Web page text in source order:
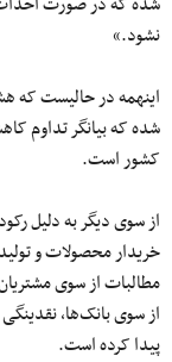
نشود.»
اینهمه در حالیست که
شده که بیانگر تداوم
کشور است.
از سوی دیگر به دلیل
خریدار محصولات و
مطالبات از سوی
از سوی بانک‌ها،
پیدا کرده است.